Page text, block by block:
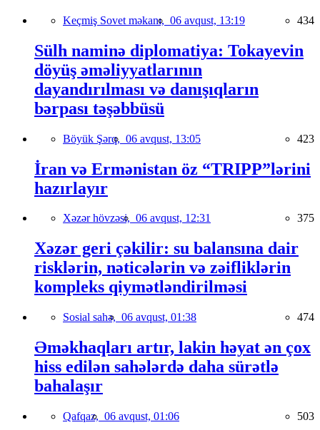
Keçmiş Sovet məkanı, 06 avqust, 13:19 434
Sülh naminə diplomatiya: Tokayevin
döyüş əməliyyatlarının
dayandırılması və danışıqların
bərpası təşəbbüsü
Böyük Şərq, 06 avqust, 13:05 423
İran və Ermənistan öz “TRIPP”lərini
hazırlayır
Xəzər hövzəsi, 06 avqust, 12:31 375
Xəzər geri çəkilir: su balansına dair
risklərin, nəticələrin və zəifliklərin
kompleks qiymətləndirilməsi
Sosial sahə, 06 avqust, 01:38 474
Əməkhaqları artır, lakin həyat ən çox
hiss edilən sahələrdə daha sürətlə
bahalaşır
Qafqaz, 06 avqust, 01:06 503